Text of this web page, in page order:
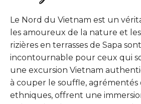
Le Nord du Vietnam est un
les amoureux de la nature et
rizières en terrasses de Sapa
incontournable pour ceux qui
une excursion Vietnam
à couper le souffle, agrémentés
ethniques, offrent une